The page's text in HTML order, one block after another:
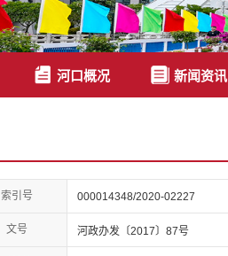
河口概况 新闻资讯
索引号 000014348/2020-02227
文号 河政办发〔2017〕87号